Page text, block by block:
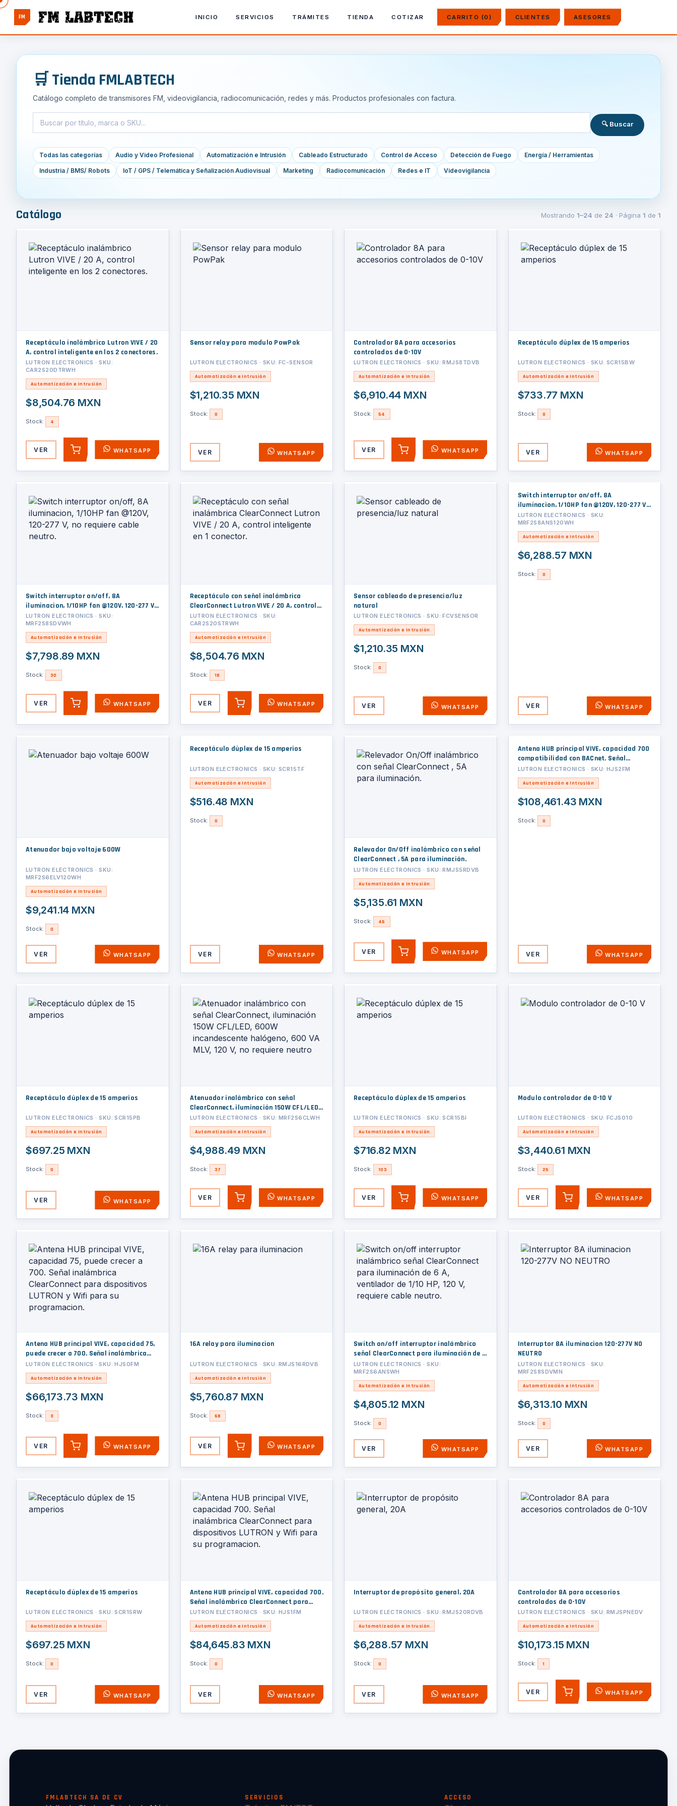
FM INICIO SERVICIOS TRÁMITES TIENDA COTIZAR CARRITO (0) CLIENTES ASESORES
🛒 Tienda FMLABTECH
Catálogo completo de transmisores FM, videovigilancia, radiocomunicación, redes y más. Productos profesionales con factura.
🔍 Buscar
Todas las categorías Audio y Video Profesional Automatización e Intrusión Cableado Estructurado Control de Acceso Detección de Fuego Energía / Herramientas
Industria / BMS/ Robots IoT / GPS / Telemática y Señalización Audiovisual Marketing Radiocomunicación Redes e IT Videovigilancia
Catálogo Mostrando 1–24 de 24 · Página 1 de 1
Receptáculo inalámbrico Lutron VIVE / 20
A, control inteligente en los 2 conectores.
LUTRON ELECTRONICS · SKU:
CAR2S20DTRWH
Automatización e Intrusión
$8,504.76 MXN
Stock: 4
VER AGREGARWHATSAPP
Sensor relay para modulo PowPak
LUTRON ELECTRONICS · SKU: FC-SENSOR
Automatización e Intrusión
$1,210.35 MXN
Stock: 0
VER WHATSAPP
Controlador 8A para accesorios
controlados de 0-10V
LUTRON ELECTRONICS · SKU: RMJS8TDVB
Automatización e Intrusión
$6,910.44 MXN
Stock: 54
VER AGREGARWHATSAPP
Receptáculo dúplex de 15 amperios
LUTRON ELECTRONICS · SKU: SCR15BW
Automatización e Intrusión
$733.77 MXN
Stock: 0
VER WHATSAPP
Switch interruptor on/off, 8A
iluminacion, 1/10HP fan @120V, 120-277 V,
no requiere cable neutro.
LUTRON ELECTRONICS · SKU:
MRF2S8SDVWH
Automatización e Intrusión
$7,798.89 MXN
Stock: 30
VER AGREGARWHATSAPP
Receptáculo con señal inalámbrica
ClearConnect Lutron VIVE / 20 A, control
inteligente en 1 conector.
LUTRON ELECTRONICS · SKU:
CAR2S20STRWH
Automatización e Intrusión
$8,504.76 MXN
Stock: 18
VER AGREGARWHATSAPP
Sensor cableado de presencia/luz
natural
LUTRON ELECTRONICS · SKU: FCVSENSOR
Automatización e Intrusión
$1,210.35 MXN
Stock: 0
VER WHATSAPP
Switch interruptor on/off, 8A
iluminacion, 1/10HP fan @120V, 120-277 V,
no requiere cable neutro.
LUTRON ELECTRONICS · SKU:
MRF2S8ANS120WH
Automatización e Intrusión
$6,288.57 MXN
Stock: 0
VER WHATSAPP
Atenuador bajo voltaje 600W
LUTRON ELECTRONICS · SKU:
MRF2S6ELV120WH
Automatización e Intrusión
$9,241.14 MXN
Stock: 0
VER WHATSAPP
Receptáculo dúplex de 15 amperios
LUTRON ELECTRONICS · SKU: SCR15TF
Automatización e Intrusión
$516.48 MXN
Stock: 0
VER WHATSAPP
Relevador On/Off inalámbrico con señal
ClearConnect , 5A para iluminación.
LUTRON ELECTRONICS · SKU: RMJS5RDVB
Automatización e Intrusión
$5,135.61 MXN
Stock: 46
VER AGREGARWHATSAPP
Antena HUB principal VIVE, capacidad 700
compatibilidad con BACnet. Señal
inalámbrica ClearConnect para
dispositivos LUTRON y Wifi para su
programacion.
LUTRON ELECTRONICS · SKU: HJS2FM
Automatización e Intrusión
$108,461.43 MXN
Stock: 0
VER WHATSAPP
Receptáculo dúplex de 15 amperios
LUTRON ELECTRONICS · SKU: SCR15PB
Automatización e Intrusión
$697.25 MXN
Stock: 0
VER WHATSAPP
Atenuador inalámbrico con señal
ClearConnect, iluminación 150W CFL/LED,
600W incandescente halógeno, 600 VA
MLV, 120 V, no requiere neutro
LUTRON ELECTRONICS · SKU: MRF2S6CLWH
Automatización e Intrusión
$4,988.49 MXN
Stock: 37
VER AGREGARWHATSAPP
Receptáculo dúplex de 15 amperios
LUTRON ELECTRONICS · SKU: SCR15BI
Automatización e Intrusión
$716.82 MXN
Stock: 103
VER AGREGARWHATSAPP
Modulo controlador de 0-10 V
LUTRON ELECTRONICS · SKU: FCJS010
Automatización e Intrusión
$3,440.61 MXN
Stock: 25
VER AGREGARWHATSAPP
Antena HUB principal VIVE, capacidad 75,
puede crecer a 700. Señal inalámbrica
ClearConnect para dispositivos LUTRON y
Wifi para su programacion.
LUTRON ELECTRONICS · SKU: HJS0FM
Automatización e Intrusión
$66,173.73 MXN
Stock: 3
VER AGREGARWHATSAPP
16A relay para iluminacion
LUTRON ELECTRONICS · SKU: RMJS16RDVB
Automatización e Intrusión
$5,760.87 MXN
Stock: 68
VER AGREGARWHATSAPP
Switch on/off interruptor inalámbrico
señal ClearConnect para iluminación de 6
A, ventilador de 1/10 HP, 120 V, requiere
cable neutro.
LUTRON ELECTRONICS · SKU:
MRF2S6ANSWH
Automatización e Intrusión
$4,805.12 MXN
Stock: 0
VER WHATSAPP
Interruptor 8A iluminacion 120-277V NO
NEUTRO
LUTRON ELECTRONICS · SKU:
MRF2S8SDVMN
Automatización e Intrusión
$6,313.10 MXN
Stock: 0
VER WHATSAPP
Receptáculo dúplex de 15 amperios
LUTRON ELECTRONICS · SKU: SCR15RW
Automatización e Intrusión
$697.25 MXN
Stock: 0
VER WHATSAPP
Antena HUB principal VIVE, capacidad 700.
Señal inalámbrica ClearConnect para
dispositivos LUTRON y Wifi para su
programacion.
LUTRON ELECTRONICS · SKU: HJS1FM
Automatización e Intrusión
$84,645.83 MXN
Stock: 0
VER WHATSAPP
Interruptor de propósito general, 20A
LUTRON ELECTRONICS · SKU: RMJS20RDVB
Automatización e Intrusión
$6,288.57 MXN
Stock: 0
VER WHATSAPP
Controlador 8A para accesorios
controlados de 0-10V
LUTRON ELECTRONICS · SKU: RMJSPNEDV
Automatización e Intrusión
$10,173.15 MXN
Stock: 1
VER AGREGARWHATSAPP
FMLABTECH SA DE CV SERVICIOS ACCESO